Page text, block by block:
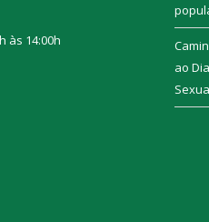
às 14:00h
ao